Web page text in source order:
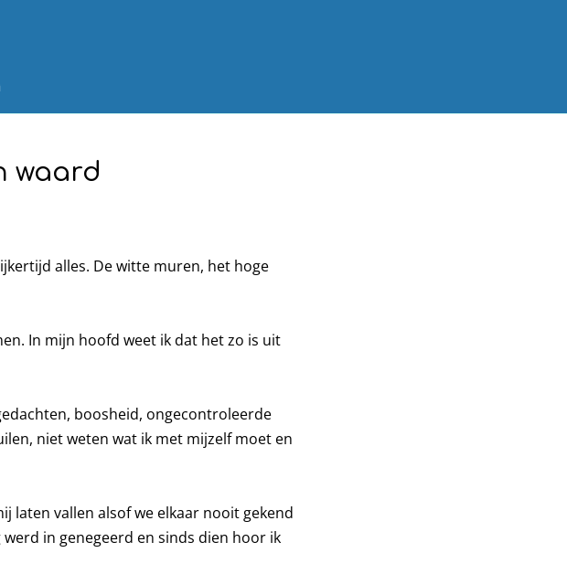
waard
alles. De witte muren, het hoge
In mijn hoofd weet ik dat het zo is uit
boosheid, ongecontroleerde
niet weten wat ik met mijzelf moet en
laten vallen alsof we elkaar nooit gekend
in genegeerd en sinds dien hoor ik